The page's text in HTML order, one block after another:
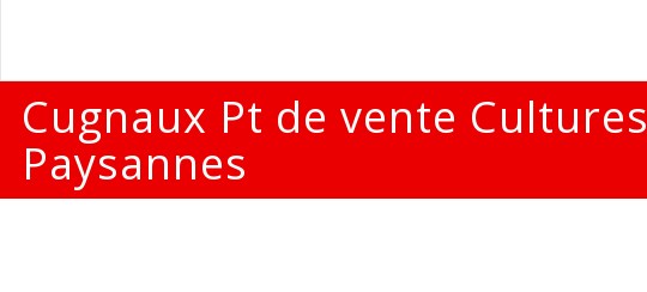
Cugnaux Pt de vente Cultures
Paysannes